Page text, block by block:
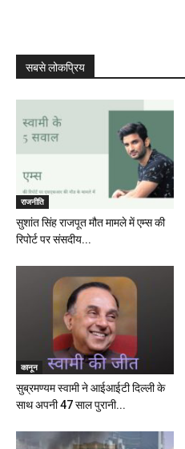
सबसे लोकप्रिय
राजनीति
सुशांत सिंह राजपूत मौत मामले में एम्स की
रिपोर्ट पर संसदीय...
कानून
सुब्रमण्यम स्वामी ने आईआईटी दिल्ली के
साथ अपनी 47 साल पुरानी...